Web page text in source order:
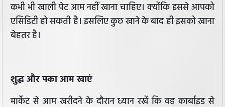
कभी भी खाली पेट आम नहीं खाना चाहिए। क्योंकि इससे आपको
एसिडिटी हो सकती है। इसलिए कुछ खाने के बाद ही इसको खाना
बेहतर है।
शुद्ध और पका आम खाएं
मार्केट से आम खरीदने के दौरान ध्यान रखें कि वह कार्बाइड से